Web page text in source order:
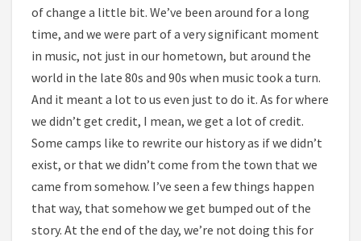
of change a little bit. We’ve been around for a long
time, and we were part of a very significant moment
in music, not just in our hometown, but around the
world in the late 80s and 90s when music took a turn.
And it meant a lot to us even just to do it. As for where
we didn’t get credit, I mean, we get a lot of credit.
Some camps like to rewrite our history as if we didn’t
exist, or that we didn’t come from the town that we
came from somehow. I’ve seen a few things happen
that way, that somehow we get bumped out of the
story. At the end of the day, we’re not doing this for